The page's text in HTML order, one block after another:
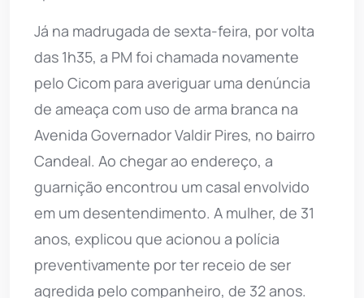
Já na madrugada de sexta-feira, por volta
das 1h35, a PM foi chamada novamente
pelo Cicom para averiguar uma denúncia
de ameaça com uso de arma branca na
Avenida Governador Valdir Pires, no bairro
Candeal. Ao chegar ao endereço, a
guarnição encontrou um casal envolvido
em um desentendimento. A mulher, de 31
anos, explicou que acionou a polícia
preventivamente por ter receio de ser
agredida pelo companheiro, de 32 anos.